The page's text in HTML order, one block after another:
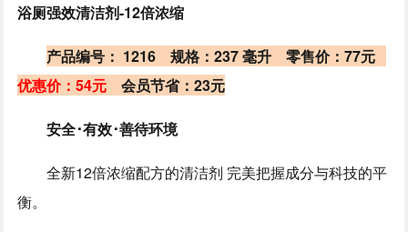
浴厕强效清洁剂-12倍浓缩
产品编号： 1216 规格：237 毫升零售价：77元
优惠价：54元 会员节省：23元
安全･有效･善待环境
全新12倍浓缩配方的清洁剂 完美把握成分与科技的平
衡。